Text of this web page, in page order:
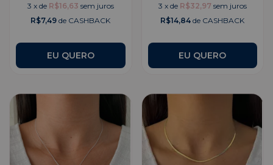
3 x de R$16,63 sem juros
R$7,49 de CASHBACK
3 x de R$32,97 sem juros
R$14,84 de CASHBACK